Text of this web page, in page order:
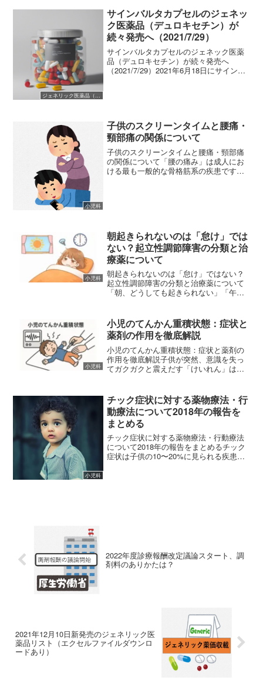
園、放課後児童健全育成事業、...
ジェネリック医薬品（後発医薬品）
サインバルタカプセルのジェネッ
ク医薬品（デュロキセチン）が
続々発売へ（2021/7/29）
サインバルタカプセルのジェネック医薬
品（デュロキセチン）が続々発売へ
（2021/7/29）2021年6月18日にサインバ
小児科
子供のスクリーンタイムと腰痛・
頸部痛の関係について
子供のスクリーンタイムと腰痛・頸部痛
の関係について「腰の痛み」は成人にお
ける最も一般的な骨格筋系の疾患です。
小児科
朝起きられないのは「怠け」では
ない？起立性調節障害の分類と治
療薬について
朝起きられないのは「怠け」ではない？
起立性調節障害の分類と治療薬について
「朝、どうしても起きられない」「午前
に悩まされているお子さんや、周囲の理
解を得られず苦しんでいる...
小児科
小児のてんかん重積状態：症状と
薬剤の作用を徹底解説
小児のてんかん重積状態：症状と薬剤の
作用を徹底解説子供が突然、意識を失っ
てガクガクと震えだす「けいれん」は、
ますが、もし発作が長く続いてしまった
らどうなるのでしょうか。...
小児科
チック症状に対する薬物療法・行
動療法について2018年の報告を
まとめる
チック症状に対する薬物療法・行動療法
について2018年の報告をまとめるチック
症状は子供の10〜20%に見られる疾患
2022年度診療報酬改定議論スタート、調
剤料のありかたは？
2021年12月10日新発売のジェネリック医
薬品リスト（エクセルファイルダウンロ
ードあり）